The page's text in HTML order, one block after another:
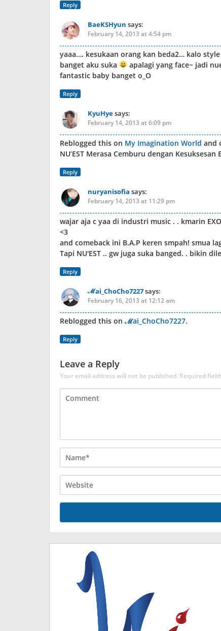
Reply
BaeKSHyun says:
February 14, 2013 at 4:54 pm
yaaa…. kesukaan orang kan beda2… kalo
banget aku suka
apalagi yang face~ jadi
fantastic baby banget o_O
Reply
KyuHyesays:
February 14, 2013 at 6:09 pm
Reblogged this on My Imagination World and
NU’EST Merasa Cemburu dengan Kesuksesan
Reply
nuryanisofia says:
February 14, 2013 at 11:29 pm
wajar aja c yaa di industri music . . kmarin
<3
and comeback ini B.A.P keren smpah! smua
Tapi NU'EST .. gw juga suka banged. . bikin
Reply
ℳai_ChoCho7227says:
February 16, 2013 at 12:12 am
Reblogged this on ℳai_ChoCho7227.
Reply
Leave a Reply
Your email address will not be published. Required